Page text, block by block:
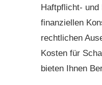
Haft­pflicht-
finanziellen
rechtlichen
Kosten für
bieten Ihnen